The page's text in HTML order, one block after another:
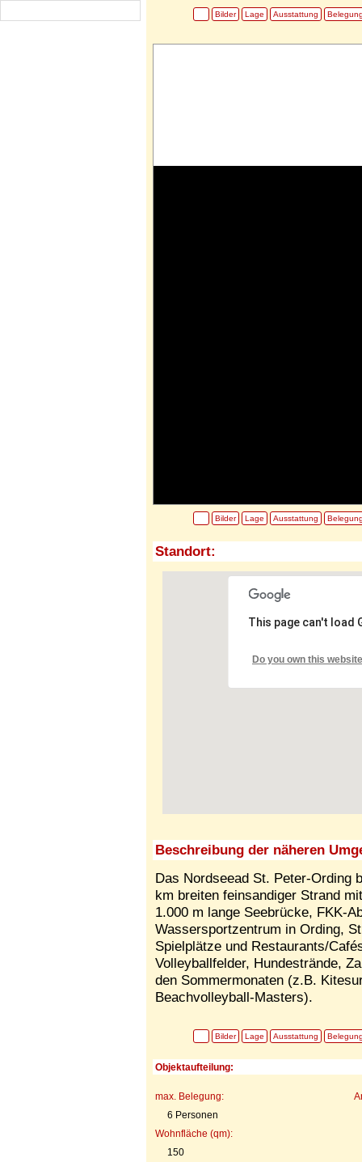
Bilder Lage Ausstattung
Bilder Lage Ausstattung
Standort:
This page can't load
Do you own this
Beschreibung der näheren
Das Nordseead St. Peter-Ording
km breiten feinsandiger Strand
1.000 m lange Seebrücke, FKK-
Wassersportzentrum in Ording,
Spielplätze und Restaurants/
Volleyballfelder, Hundestrände,
den Sommermonaten (z.B.
Beachvolleyball-Masters).
Bilder Lage Ausstattung
Objektaufteilung:
max. Belegung:
6 Personen
Wohnfläche (qm):
150